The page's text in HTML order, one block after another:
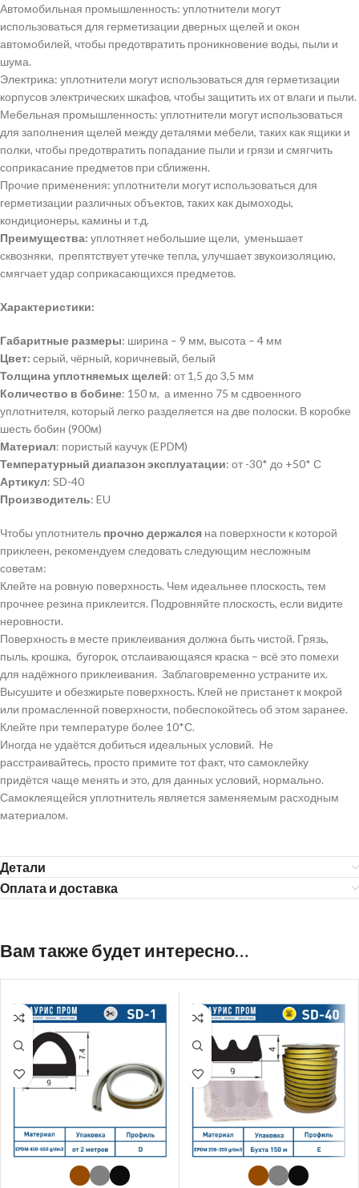
Автомобильная промышленность: уплотнители могут
использоваться для герметизации дверных щелей и окон
автомобилей, чтобы предотвратить проникновение воды, пыли и
шума.
Электрика: уплотнители могут использоваться для герметизации
корпусов электрических шкафов, чтобы защитить их от влаги и пыли.
Мебельная промышленность: уплотнители могут использоваться
для заполнения щелей между деталями мебели, таких как ящики и
полки, чтобы предотвратить попадание пыли и грязи и смягчить
соприкасание предметов при сближенн.
Прочие применения: уплотнители могут использоваться для
герметизации различных объектов, таких как дымоходы,
кондиционеры, камины и т.д.
Преимущества: уплотняет небольшие щели, уменьшает
сквозняки, препятствует утечке тепла, улучшает звукоизоляцию,
смягчает удар соприкасающихся предметов.
Характеристики:
Габаритные размеры: ширина – 9 мм, высота – 4 мм
Цвет: серый, чёрный, коричневый, белый
Толщина уплотняемых щелей: от 1,5 до 3,5 мм
Количество в бобине: 150 м, а именно 75 м сдвоенного
уплотнителя, который легко разделяется на две полоски. В коробке
шесть бобин (900м)
Материал: пористый каучук (EPDM)
Температурный диапазон эксплуатации: от -30* до +50* С
Артикул: SD-40
Производитель: EU
Чтобы уплотнитель прочно держался на поверхности к которой
приклеен, рекомендуем следовать следующим несложным
советам:
Клейте на ровную поверхность. Чем идеальнее плоскость, тем
прочнее резина приклеится. Подровняйте плоскость, если видите
неровности.
Поверхность в месте приклеивания должна быть чистой. Грязь,
пыль, крошка, бугорок, отслаивающаяся краска – всё это помехи
для надёжного приклеивания. Заблаговременно устраните их.
Высушите и обезжирьте поверхность. Клей не пристанет к мокрой
или промасленной поверхности, побеспокойтесь об этом заранее.
Клейте при температуре более 10*С.
Иногда не удаётся добиться идеальных условий. Не
расстраивайтесь, просто примите тот факт, что самоклейку
придётся чаще менять и это, для данных условий, нормально.
Самоклеящейся уплотнитель является заменяемым расходным
материалом.
Детали
Оплата и доставка
Вам также будет интересно…